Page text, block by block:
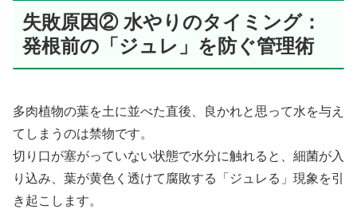
失敗原因② 水やりのタイミング：
発根前の「ジュレ」を防ぐ管理術
多肉植物の葉を土に並べた直後、良かれと思って水を与え
てしまうのは禁物です。
切り口が塞がっていない状態で水分に触れると、細菌が入
り込み、葉が黄色く透けて腐敗する「ジュレる」現象を引
き起こします。